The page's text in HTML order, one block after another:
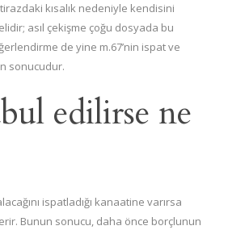
kısalık nedeniyle kendisini
asıl çekişme çoğu dosyada bu
de yine m.67’nin ispat ve
sonucudur.
edilirse ne
ispatladığı kanaatine varırsa
Bunun sonucu, daha önce borçlunun